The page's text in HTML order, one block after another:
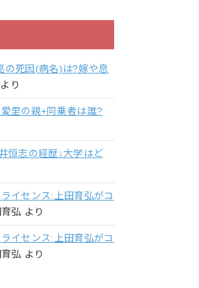
の死因(病名)は?嫁や息
り
愛里の親+同乗者は誰?
恒志の経歴↓大学はど
イセンス:上田育弘がコ
育弘 より
イセンス:上田育弘がコ
育弘 より